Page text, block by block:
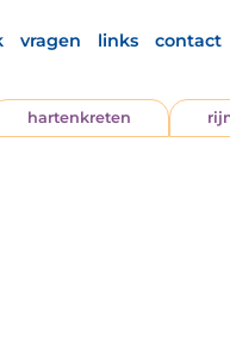
vragen links contact
hartenkreten